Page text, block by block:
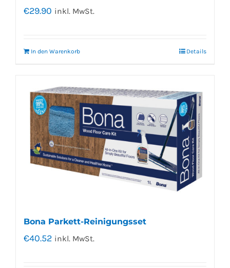
€29.90 inkl. MwSt.
In den Warenkorb Details
Bona Parkett-Reinigungsset
€40.52 inkl. MwSt.